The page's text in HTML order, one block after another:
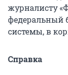
журналисту
федеральный
системы, в
Справка